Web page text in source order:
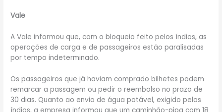
Vale
A Vale informou que, com o bloqueio feito pelos índios, as
operações de carga e de passageiros estão paralisadas
por tempo indeterminado.
Os passageiros que já haviam comprado bilhetes podem
remarcar a passagem ou pedir o reembolso no prazo de
30 dias. Quanto ao envio de água potável, exigido pelos
índios, a empresa informou que um caminhão-pipa com 18